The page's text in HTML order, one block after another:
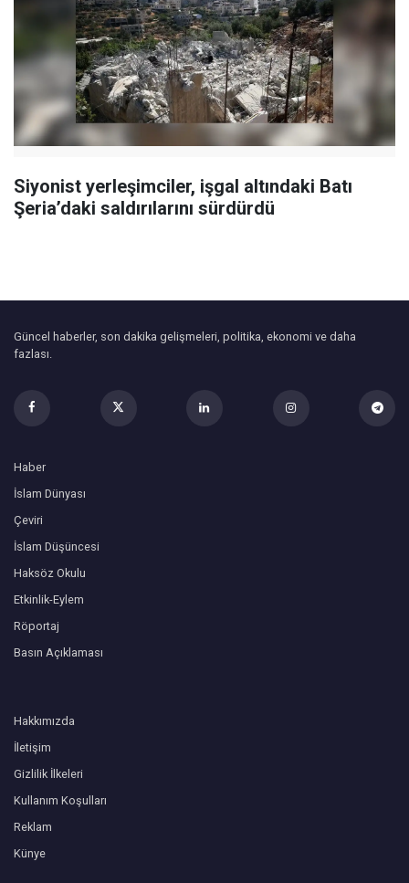
Siyonist yerleşimciler, işgal altındaki Batı
Şeria’daki saldırılarını sürdürdü
Güncel haberler, son dakika gelişmeleri, politika, ekonomi ve daha
fazlası.
Haber
İslam Dünyası
Çeviri
İslam Düşüncesi
Haksöz Okulu
Etkinlik-Eylem
Röportaj
Basın Açıklaması
Hakkımızda
İletişim
Gizlilik İlkeleri
Kullanım Koşulları
Reklam
Künye